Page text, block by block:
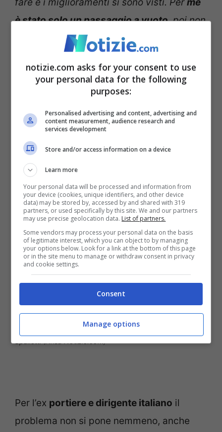
fare e i miglioramenti si sono visti. Perme
è stato solo un passaggio a vuoto, poi non
è nemmeno facile giocare contro una
squadra che comincia subito forte e sale
d’intensità durante la gara…”.
“Certo se non dovessimo
passare agli ottavi sarebbe
una debacle, ma non ci
credo”
Il Commissario Tecnico della nazionale italiana Luciano
Spalletti (Ansa Notizie.com)
Per l’ex portiere e dirigente italiano il
problema non si pone nemmeno, anche
notizie.com asks for your consent to use
your personal data for the following
purposes:
Personalised advertising and content, advertising and
content measurement, audience research and
services development
Store and/or access information on a device
Learn more
Your personal data will be processed and information from
your device (cookies, unique identifiers, and other device
data) may be stored by, accessed by and shared with 319
partners, or used specifically by this site. We and our partners
may use precise geolocation data. List of partners.
Some vendors may process your personal data on the basis
of legitimate interest, which you can object to by managing
your options below. Look for a link at the bottom of this page
or in the site menu to manage or withdraw consent in privacy
and cookie settings.
Consent
Manage options